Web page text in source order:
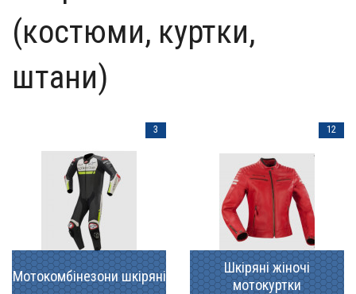
(костюми, куртки,
штани)
Мотокомбінезони шкіряні
3
Шкіряні жіночі
мотокуртки
12